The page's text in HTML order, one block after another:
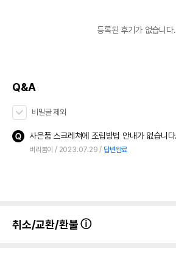
등록된 후기가 없습니다.
Q&A
비밀글 제외
벼리봄이 2023.07.29 답변완료
취소/교환/환불